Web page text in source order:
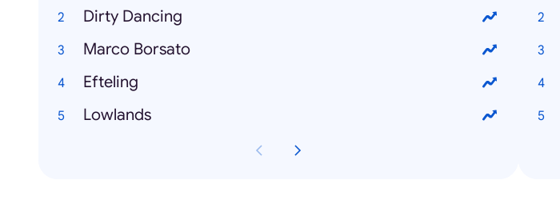
Dirty Dancing
Marco Borsato
Efteling
Lowlands